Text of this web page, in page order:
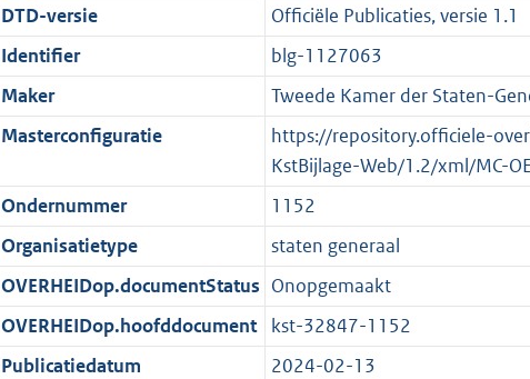
t
i
e
i
n
o
r
m
a
a
t
:
1
,
M
r
e
K
b
g
t
K
DTD-versie
Officiële Publicaties, versie 1.1
Identifier
blg-1127063
Maker
Tweede Kamer der Staten-
Masterconfiguratie
https://repository.officiele-
KstBijlage-Web/1.2/xml/MC-
Ondernummer
1152
Organisatietype
staten generaal
OVERHEIDop.documentStatus Onopgemaakt
OVERHEIDop.hoofddocument
kst-32847-1152
Publicatiedatum
2024-02-13